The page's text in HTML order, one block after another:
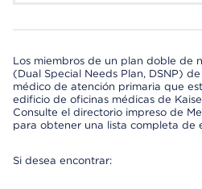
Los miembros de un plan doble de
(Dual Special Needs Plan, DSNP)
médico de atención primaria que
edificio de oficinas médicas de
Consulte el directorio impreso de
para obtener una lista completa de
Si desea encontrar: